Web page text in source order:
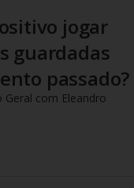
jogar
guardadas
passado?
Geral com Eleandro